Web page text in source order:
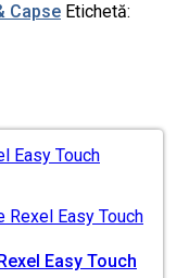
Capse Etichetă:
Easy Touch